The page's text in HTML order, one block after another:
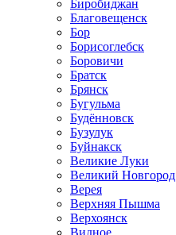
Биробиджан
Благовещенск
Бор
Борисоглебск
Боровичи
Братск
Брянск
Бугульма
Будённовск
Бузулук
Буйнакск
Великие Луки
Великий Новгород
Верея
Верхняя Пышма
Верхоянск
Видное